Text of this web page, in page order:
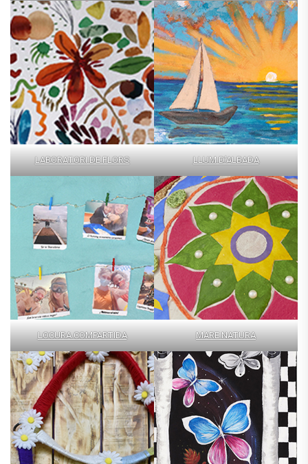
LABORATORI DE FLORS LLUM D’ALBADA
LOCURA COMPARTIDA MARE NATURA